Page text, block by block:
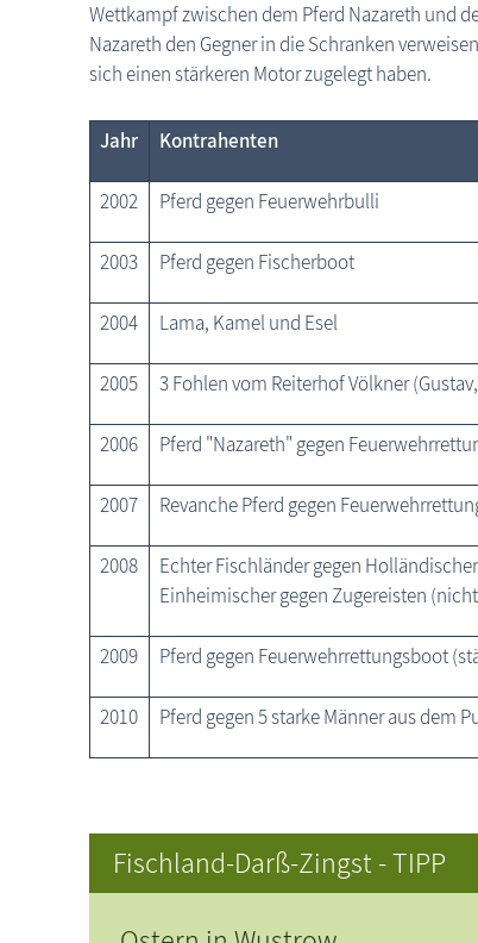
Wettkampf zwischen dem Pferd Nazareth und
Nazareth den Gegner in die Schranken
sich einen stärkeren Motor zugelegt haben.
Jahr Kontrahenten
2002 Pferd gegen Feuerwehrbulli
2003 Pferd gegen Fischerboot
2004 Lama, Kamel und Esel
2005 3 Fohlen vom Reiterhof Völkner
2006 Pferd "Nazareth" gegen
2007 Revanche Pferd gegen
2008
Echter Fischländer gegen
Einheimischer gegen Zugereisten
2009 Pferd gegen Feuerwehr­rettungsboot
2010 Pferd gegen 5 starke Männer aus dem
Fischland-Darß-Zingst - TIPP